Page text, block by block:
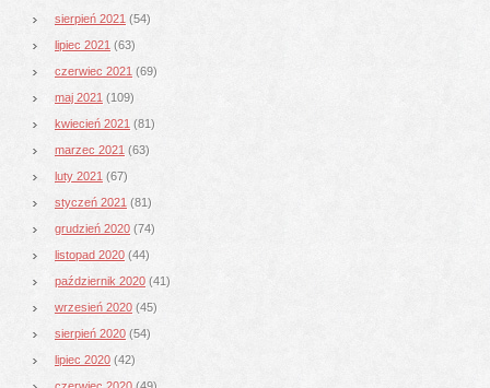
sierpień 2021 (54)
lipiec 2021 (63)
czerwiec 2021 (69)
maj 2021 (109)
kwiecień 2021 (81)
marzec 2021 (63)
luty 2021 (67)
styczeń 2021 (81)
grudzień 2020 (74)
listopad 2020 (44)
październik 2020 (41)
wrzesień 2020 (45)
sierpień 2020 (54)
lipiec 2020 (42)